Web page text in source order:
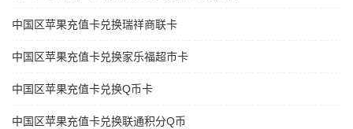
中国区苹果充值卡兑换瑞祥商联卡
中国区苹果充值卡兑换家乐福超市卡
中国区苹果充值卡兑换Q币卡
中国区苹果充值卡兑换联通积分Q币